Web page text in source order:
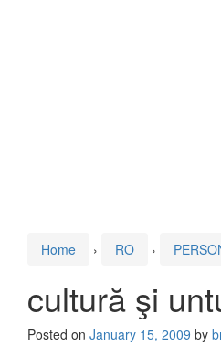
Home › RO ›
cultură şi
Posted on January 15, 2009 by